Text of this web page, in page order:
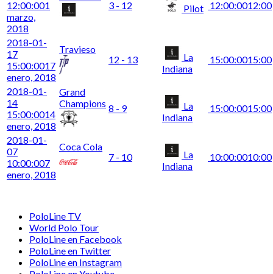
12:00:001
marzo,
2018
3 - 12 Pilot 12:00:0012:00
2018-01-
17
15:00:0017
enero, 2018
Travieso
12 - 13
La
Indiana
15:00:0015:00
2018-01-
14
15:00:0014
enero, 2018
Grand
Champions 8 - 9
La
Indiana
15:00:0015:00
2018-01-
07
10:00:007
enero, 2018
Coca Cola
7 - 10
La
Indiana
10:00:0010:00
PoloLine TV
World Polo Tour
PoloLine en Facebook
PoloLine en Twitter
PoloLine en Instagram